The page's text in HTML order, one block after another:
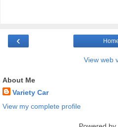
‹
View web
About Me
Variety Car
View my complete profile